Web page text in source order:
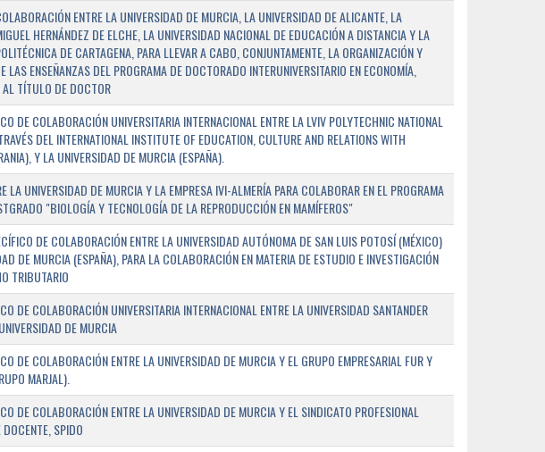
ENTRE LA UNIVERSIDAD DE MURCIA, LA UNIVERSIDAD DE ALICANTE, LA
HERNÁNDEZ DE ELCHE, LA UNIVERSIDAD NACIONAL DE EDUCACIÓN A DISTANCIA Y LA
DE CARTAGENA, PARA LLEVAR A CABO, CONJUNTAMENTE, LA ORGANIZACIÓN Y
LAS ENSEÑANZAS DEL PROGRAMA DE DOCTORADO INTERUNIVERSITARIO EN ECONOMÍA,
TÍTULO DE DOCTOR
DE COLABORACIÓN UNIVERSITARIA INTERNACIONAL ENTRE LA LVIV POLYTECHNIC NATIONAL
DEL INTERNATIONAL INSTITUTE OF EDUCATION, CULTURE AND RELATIONS WITH
Y LA UNIVERSIDAD DE MURCIA (ESPAÑA).
LA UNIVERSIDAD DE MURCIA Y LA EMPRESA IVI-ALMERÍA PARA COLABORAR EN EL PROGRAMA
"BIOLOGÍA Y TECNOLOGÍA DE LA REPRODUCCIÓN EN MAMÍFEROS"
DE COLABORACIÓN ENTRE LA UNIVERSIDAD AUTÓNOMA DE SAN LUIS POTOSÍ (MÉXICO)
DE MURCIA (ESPAÑA), PARA LA COLABORACIÓN EN MATERIA DE ESTUDIO E INVESTIGACIÓN
TRIBUTARIO
DE COLABORACIÓN UNIVERSITARIA INTERNACIONAL ENTRE LA UNIVERSIDAD SANTANDER
DE MURCIA
DE COLABORACIÓN ENTRE LA UNIVERSIDAD DE MURCIA Y EL GRUPO EMPRESARIAL FUR Y
MARJAL).
DE COLABORACIÓN ENTRE LA UNIVERSIDAD DE MURCIA Y EL SINDICATO PROFESIONAL
DOCENTE, SPIDO